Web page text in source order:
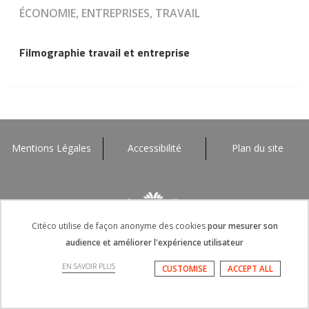
ÉCONOMIE, ENTREPRISES, TRAVAIL
Filmographie travail et entreprise
Mentions Légales Accessibilité Plan du site
Citéco utilise de façon anonyme des cookiespour mesurer son
audience et améliorer l'expérience utilisateur
EN SAVOIR PLUS ACCEPT ALL
CUSTOMISE